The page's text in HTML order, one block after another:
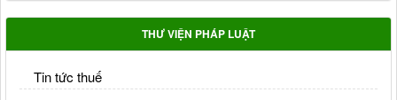
THƯ VIỆN PHÁP LUẬT
Tin tức thuế